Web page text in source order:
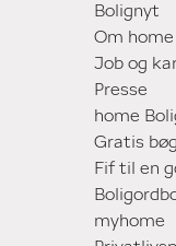
Bolignyt
Om home
Job og
Presse
home
Gratis
Fif til en
myhome